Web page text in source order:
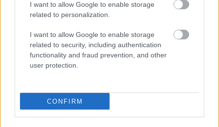
I want to allow Google to enable storage
related to personalization.
I want to allow Google to enable storage
related to security, including authentication
functionality and fraud prevention, and other
user protection.
CONFIRM